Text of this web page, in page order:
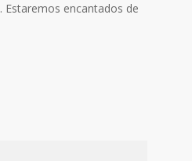
. Estaremos encantados de